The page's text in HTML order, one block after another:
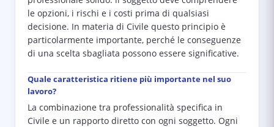
le opzioni, i rischi e i costi prima di qualsiasi
decisione. In materia di Civile questo principio è
particolarmente importante, perché le conseguenze
di una scelta sbagliata possono essere significative.
Quale caratteristica ritiene più importante nel suo
lavoro?
La combinazione tra professionalità specifica in
Civile e un rapporto diretto con ogni soggetto. Ogni